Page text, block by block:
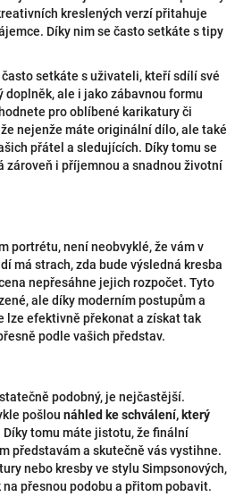
kreslených verzí přitahuje
Díky nim se často setkáte s tipy
setkáte s uživateli, kteří sdílí své
ale i jako zábavnou formu
pro oblíbené karikatury či
nejenže máte originální dílo, ale také
přátel a sledujících. Díky tomu se
zároveň i příjemnou a snadnou životní
portrétu, není neobvyklé, že vám v
má strach, zda bude výsledná kresba
nepřesáhne jejich rozpočet. Tyto
ale díky moderním postupům a
lze efektivně překonat a získat tak
podle vašich představ.
podobný, je nejčastější.
pošlou náhled ke schválení, který
Díky tomu máte jistotu, že finální
představám a skutečně vás vystihne.
nebo kresby ve stylu Simpsonových,
přesnou podobu a přitom pobavit.